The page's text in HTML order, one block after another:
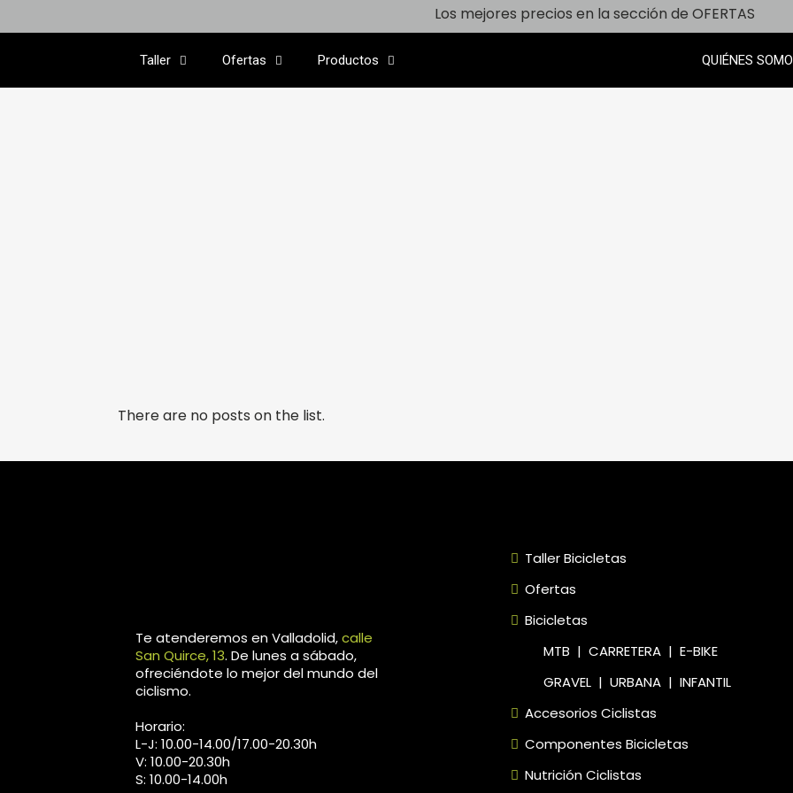
Los mejores precios en la sección de OFERTAS
Taller Ofertas Productos QUIÉNES
There are no posts on the list.
Te atenderemos en Valladolid,calle
San Quirce, 13. De lunes a sábado,
ofreciéndote lo mejor del mundo del
ciclismo.
Horario:
L-J: 10.00-14.00/17.00-20.30h
V: 10.00-20.30h
S: 10.00-14.00h
Taller Bicicletas
Ofertas
Bicicletas
MTB | CARRETERA| E-BIKE
GRAVEL| URBANA| INFANTIL
Accesorios Ciclistas
Componentes Bicicletas
Nutrición Ciclistas